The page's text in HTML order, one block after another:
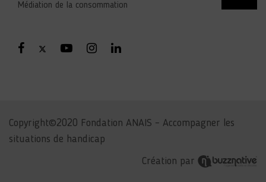
Médiation de la consommation
Copyright©2020 Fondation ANAIS – Accompagner les
situations de handicap
Création par